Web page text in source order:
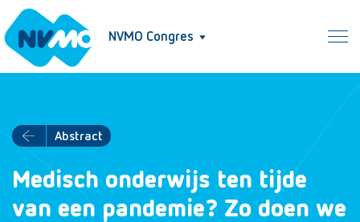
NVMO Congres
Abstract
Medisch onderwijs ten tijde
van een pandemie? Zo doen we